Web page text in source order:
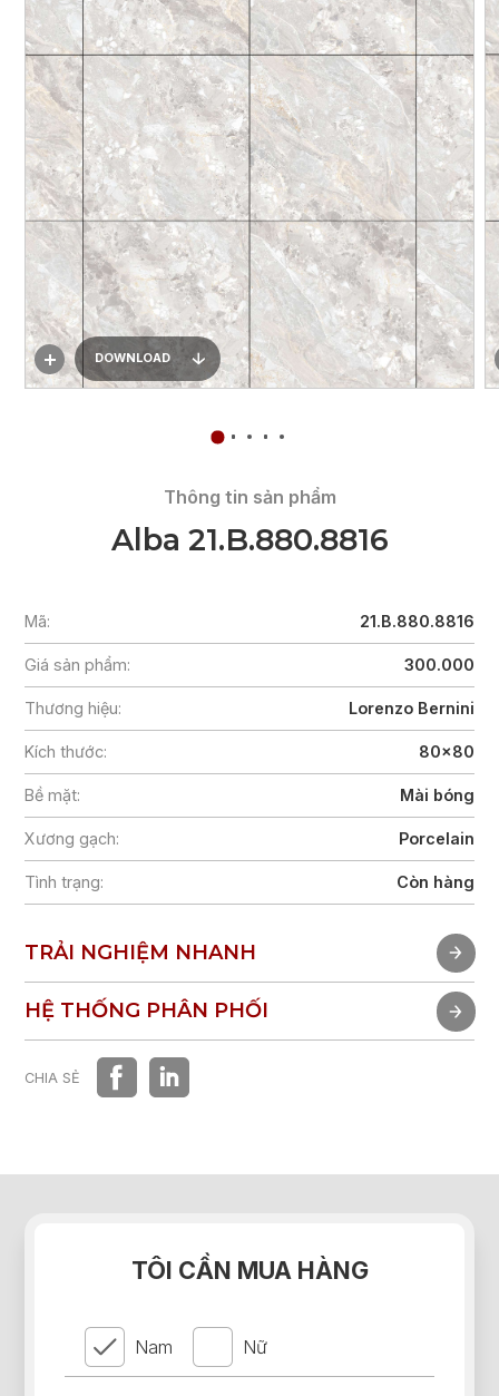
DOWNLOAD
Thông tin sản phẩm
Alba 21.B.880.8816
Mã: 21.B.880.8816
Giá sản phẩm: 300.000
Thương hiệu: Lorenzo Bernini
Kích thước: 80x80
Bề mặt: Mài bóng
Xương gạch: Porcelain
Tình trạng: Còn hàng
TRẢI NGHIỆM NHANH
TRẢI NGHIỆM NHANH
HỆ THỐNG PHÂN PHỐI
HỆ THỐNG PHÂN PHỐI
CHIA SẺ
TÔI CẦN MUA HÀNG
Nam Nữ